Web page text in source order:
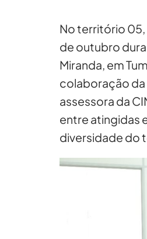
No território 05,
de outubro
Miranda, em
colaboração da
assessora da
entre atingidas
diversidade do